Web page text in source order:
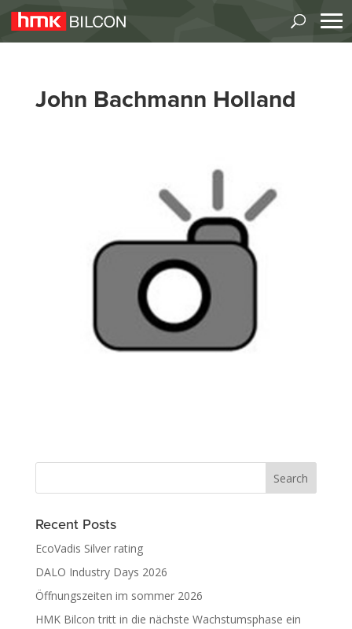
John Bachmann Holland
Recent Posts
EcoVadis Silver rating
DALO Industry Days 2026
Öffnungszeiten im sommer 2026
HMK Bilcon tritt in die nächste Wachstumsphase ein